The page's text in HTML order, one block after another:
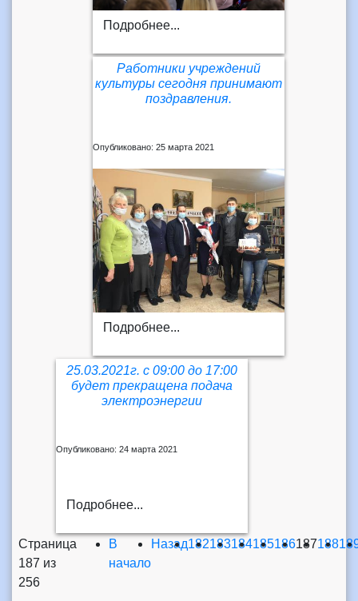
Подробнее...
Работники учреждений
культуры сегодня принимают
поздравления.
Опубликовано: 25 марта 2021
Подробнее...
25.03.2021г. с 09:00 до 17:00
будет прекращена подача
электроэнергии
Опубликовано: 24 марта 2021
Подробнее...
Страница
187 из
256
В
начало
Назад182183184185186187188